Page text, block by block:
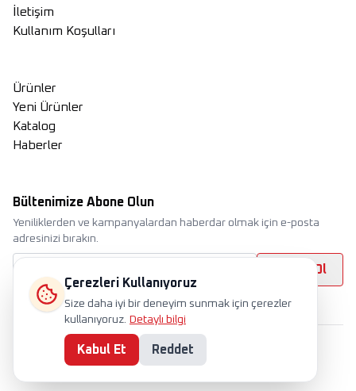
Çerezleri Kullanıyoruz
Size daha iyi bir deneyim sunmak için çerezler
kullanıyoruz. Detaylı bilgi
Kabul Et Reddet
İletişim
Kullanım Koşulları
Ürünler
Yeni Ürünler
Katalog
Haberler
Bültenimize Abone Olun
Yeniliklerden ve kampanyalardan haberdar olmak için e-posta
adresinizi bırakın.
Abone Ol
International
Çerez Politikası
Gizlilik Politikası Kullanım Koşulları